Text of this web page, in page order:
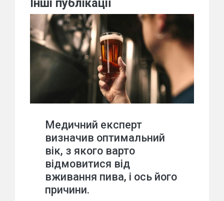
Інші публікації
Медичний експерт
визначив оптимальний
вік, з якого варто
відмовитися від
вживання пива, і ось його
причини.